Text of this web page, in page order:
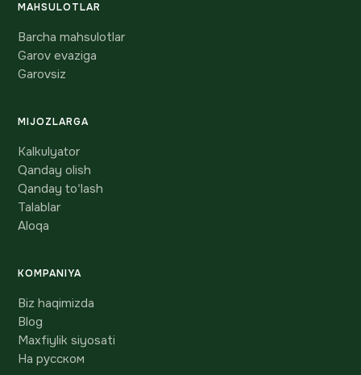
MAHSULOTLAR
Barcha mahsulotlar
Garov evaziga
Garovsiz
MIJOZLARGA
Kalkulyator
Qanday olish
Qanday to'lash
Talablar
Aloqa
KOMPANIYA
Biz haqimizda
Blog
Maxfiylik siyosati
На русском